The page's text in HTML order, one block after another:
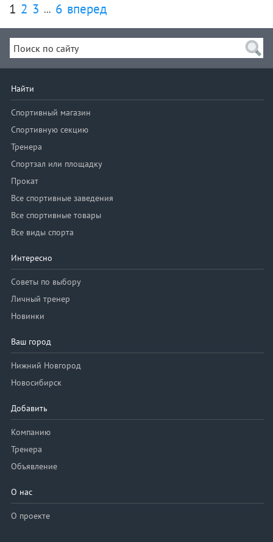
1 2 3 ... 6 вперед
Найти
Спортивный магазин
Спортивную секцию
Тренера
Спортзал или площадку
Прокат
Все спортивные заведения
Все спортивные товары
Все виды спорта
Интересно
Советы по выбору
Личный тренер
Новинки
Ваш город
Нижний Новгород
Новосибирск
Добавить
Компанию
Тренера
Объявление
О нас
О проекте